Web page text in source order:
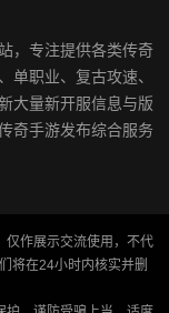
，专注提供各类传奇
单职业、复古攻速、
大量新开服信息与版
奇手游发布综合服务
仅作展示交流使用，不代
将在24小时内核实并删